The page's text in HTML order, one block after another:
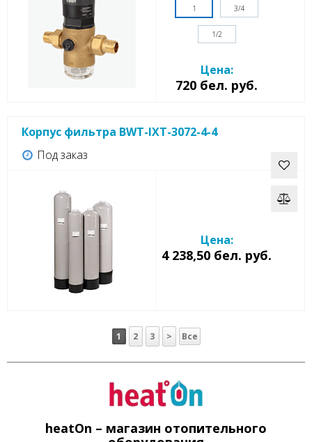
1 3/4
1/2
Цена:
720 бел. руб.
Под заказ
Корпус фильтра BWT-IXT-3072-4-4
Цена:
4 238,50 бел. руб.
1 2 3 > Все
heatOn – магазин отопительного